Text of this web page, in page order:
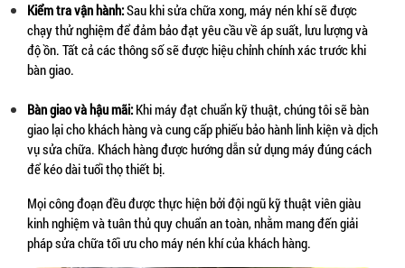
Kiểm tra vận hành: Sau khi sửa chữa xong, máy nén khí sẽ được
chạy thử nghiệm để đảm bảo đạt yêu cầu về áp suất, lưu lượng và
độ ồn. Tất cả các thông số sẽ được hiệu chỉnh chính xác trước khi
bàn giao.
Bàn giao và hậu mãi: Khi máy đạt chuẩn kỹ thuật, chúng tôi sẽ bàn
giao lại cho khách hàng và cung cấp phiếu bảo hành linh kiện và dịch
vụ sửa chữa. Khách hàng được hướng dẫn sử dụng máy đúng cách
để kéo dài tuổi thọ thiết bị.
Mọi công đoạn đều được thực hiện bởi đội ngũ kỹ thuật viên giàu
kinh nghiệm và tuân thủ quy chuẩn an toàn, nhằm mang đến giải
pháp sửa chữa tối ưu cho máy nén khí của khách hàng.